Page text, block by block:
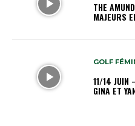
THE
MAJEURS
GOLF
11/14 JUIN
GINA ET